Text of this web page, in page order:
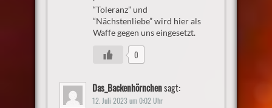
“Toleranz” und
“Nächstenliebe” wird hier als
Waffe gegen uns eingesetzt.
0
Das_Backenhörnchensagt:
12. Juli 2023 um 0:02 Uhr